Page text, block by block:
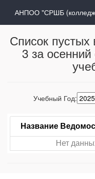
АНПОО "СРШБ
Список
3 за
Учебный Год:
Название
Нет